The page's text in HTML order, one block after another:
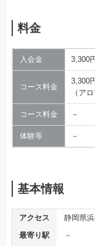
料金
入会金 3,300
コース料金
3,300
（ア
コース料金 －
体験等 －
基本情報
アクセス
静岡県
最寄り駅
－